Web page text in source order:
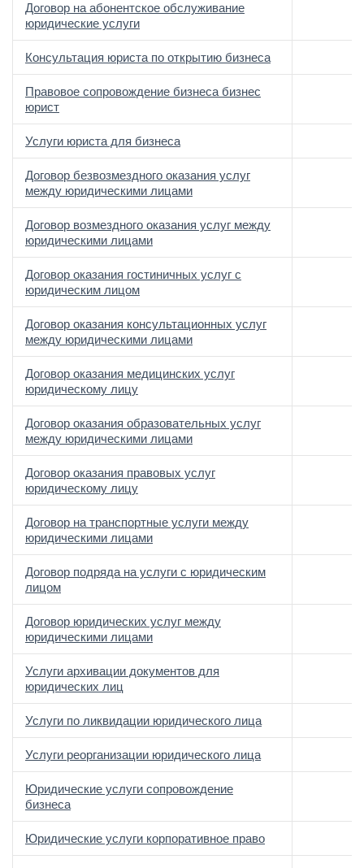
Договор на абонентское обслуживание
юридические услуги
Консультация юриста по открытию бизнеса
Правовое сопровождение бизнеса бизнес
юрист
Услуги юриста для бизнеса
Договор безвозмездного оказания услуг
между юридическими лицами
Договор возмездного оказания услуг между
юридическими лицами
Договор оказания гостиничных услуг с
юридическим лицом
Договор оказания консультационных услуг
между юридическими лицами
Договор оказания медицинских услуг
юридическому лицу
Договор оказания образовательных услуг
между юридическими лицами
Договор оказания правовых услуг
юридическому лицу
Договор на транспортные услуги между
юридическими лицами
Договор подряда на услуги с юридическим
лицом
Договор юридических услуг между
юридическими лицами
Услуги архивации документов для
юридических лиц
Услуги по ликвидации юридического лица
Услуги реорганизации юридического лица
Юридические услуги сопровождение
бизнеса
Юридические услуги корпоративное право